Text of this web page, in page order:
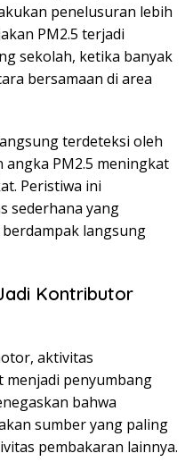
penelusuran lebih
PM2.5 terjadi
sekolah, ketika banyak
bersamaan di area
terdeteksi oleh
PM2.5 meningkat
Peristiwa ini
sederhana yang
langsung
Kontributor
aktivitas
penyumbang
bahwa
sumber yang paling
pembakaran lainnya.